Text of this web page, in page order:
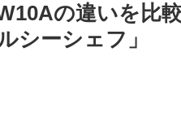
の違いを比
シーシェフ」